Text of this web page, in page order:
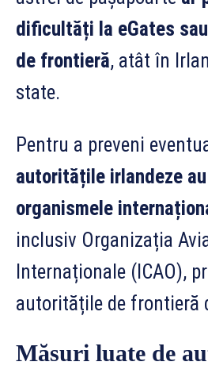
dificultăți la eGates
de frontieră, atât în
state.
Pentru a preveni
autoritățile irlandeze
organismele
inclusiv Organizația
Internaționale (ICAO),
autoritățile de frontieră
Măsuri luate de